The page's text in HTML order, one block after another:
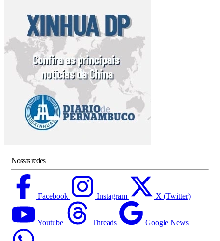
Nossas redes
Facebook Instagram X (Twitter)
Youtube Threads Google News